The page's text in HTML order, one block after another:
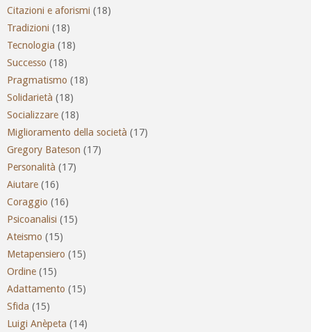
Citazioni e aforismi (18)
Tradizioni (18)
Tecnologia (18)
Successo (18)
Pragmatismo (18)
Solidarietà (18)
Socializzare (18)
Miglioramento della società (17)
Gregory Bateson (17)
Personalità (17)
Aiutare (16)
Coraggio (16)
Psicoanalisi (15)
Ateismo (15)
Metapensiero (15)
Ordine (15)
Adattamento (15)
Sfida (15)
Luigi Anèpeta (14)